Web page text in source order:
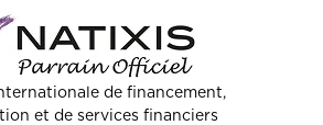
de financement,
et de services financiers